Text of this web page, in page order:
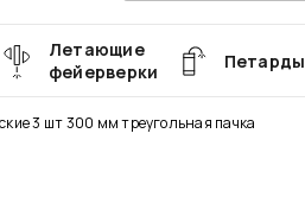
Летающие
фейерверки
Петарды
3 шт 300 мм треугольная пачка